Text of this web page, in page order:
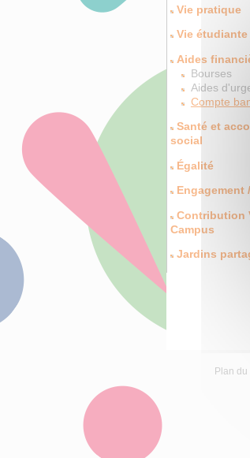
Vie pratique
Vie étudiante
Aides
Bourses
Aides
Compte
Santé et
social
Égalité
Engagement
Contribution
Campus
Jardins
Plan du